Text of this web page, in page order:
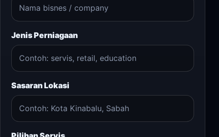
Jenis Perniagaan
Sasaran Lokasi